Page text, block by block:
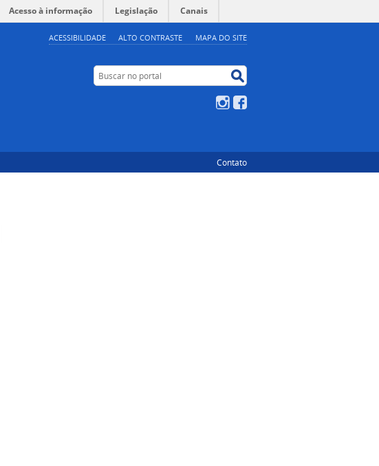
ACESSIBILIDADE ALTO CONTRASTE MAPA DO SITE
Acesso à informação Legislação Canais
Buscar no portal
Instagram
Contato